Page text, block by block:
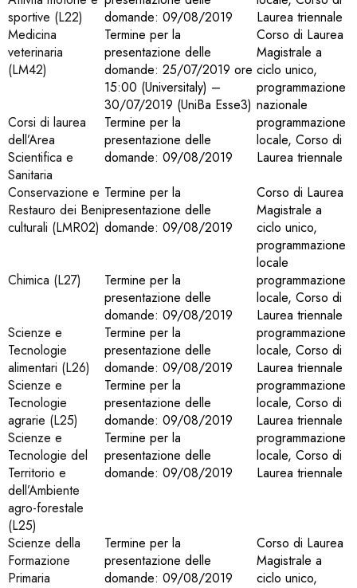
sportive (L22)
domande: 09/08/2019
Laurea triennale
Medicina
veterinaria
(LM42)
Termine per la
presentazione delle
domande: 25/07/2019 ore
15:00 (Universitaly) –
30/07/2019 (UniBa Esse3)
Corso di Laurea
Magistrale a
ciclo unico,
programmazione
nazionale
Corsi di laurea
dell’Area
Scientifica e
Sanitaria
Termine per la
presentazione delle
domande: 09/08/2019
programmazione
locale, Corso di
Laurea triennale
Conservazione e
Restauro dei Beni
culturali (LMR02)
Termine per la
presentazione delle
domande: 09/08/2019
Corso di Laurea
Magistrale a
ciclo unico,
programmazione
locale
Chimica (L27)
Termine per la
presentazione delle
domande: 09/08/2019
programmazione
locale, Corso di
Laurea triennale
Scienze e
Tecnologie
alimentari (L26)
Termine per la
presentazione delle
domande: 09/08/2019
programmazione
locale, Corso di
Laurea triennale
Scienze e
Tecnologie
agrarie (L25)
Termine per la
presentazione delle
domande: 09/08/2019
programmazione
locale, Corso di
Laurea triennale
Scienze e
Tecnologie del
Territorio e
dell’Ambiente
agro-forestale
(L25)
Termine per la
presentazione delle
domande: 09/08/2019
programmazione
locale, Corso di
Laurea triennale
Scienze della
Formazione
Primaria
Termine per la
presentazione delle
domande: 09/08/2019
Corso di Laurea
Magistrale a
ciclo unico,